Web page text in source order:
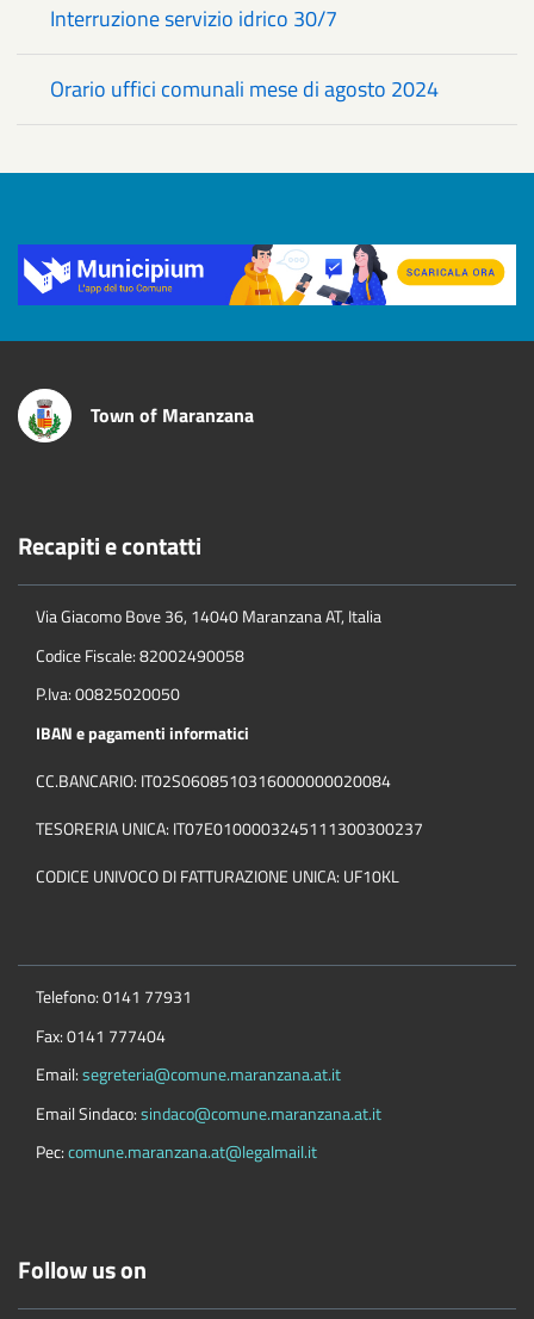
Interruzione servizio idrico 30/7
Orario uffici comunali mese di agosto 2024
Title
Town of Maranzana
Recapiti e contatti
Via Giacomo Bove 36, 14040 Maranzana AT, Italia
Codice Fiscale: 82002490058
P.Iva: 00825020050
IBAN e pagamenti informatici
CC.BANCARIO: IT02S0608510316000000020084
TESORERIA UNICA: IT07E0100003245111300300237
CODICE UNIVOCO DI FATTURAZIONE UNICA: UF10KL
Telefono: 0141 77931
Fax: 0141 777404
Email:segreteria@comune.maranzana.at.it
Email Sindaco:sindaco@comune.maranzana.at.it
Pec:comune.maranzana.at@legalmail.it
Follow us on